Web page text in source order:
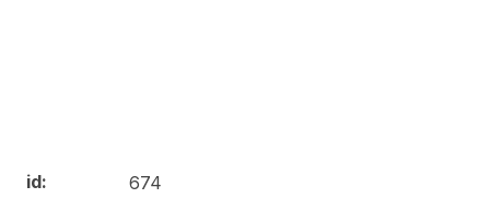
id: 674